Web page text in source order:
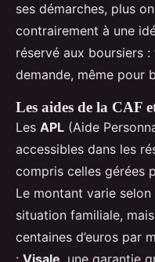
ses démarches, plus
contrairement à une
réservé aux boursiers
demande, même pour
Les aides de la CAF
Les APL (Aide
accessibles dans les
compris celles gérées
Le montant varie
situation familiale,
centaines d’euros par